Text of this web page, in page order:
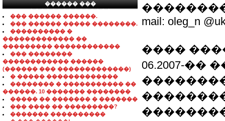
������ ���
���������������
��� ������ ������.
��� ������ ����� ��������.
���������� �
������������� ��
��������� ������������
��� ��������
������������ ������
(������ ��� �������������)
� ����� �������������
�������� � ����������� ��
������. 10 ������� ��������
����� �� ������� � �������
��� ���� �� ���������?
������� ����������
mail: oleg_n
����
06.2007-